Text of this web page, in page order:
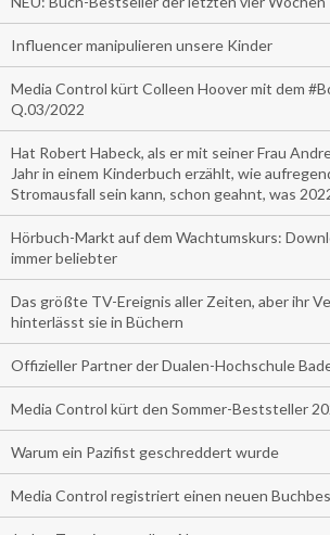
Influencer manipulieren unsere Kinder
Media Control kürt Colleen Hoover mit dem
Q.03/2022
Hat Robert Habeck, als er mit seiner Frau
Jahr in einem Kinderbuch erzählt, wie
Stromausfall sein kann, schon geahnt, was
Hörbuch-Markt auf dem Wachtumskurs:
immer beliebter
Das größte TV-Ereignis aller Zeiten, aber ihr
hinterlässt sie in Büchern
Offizieller Partner der Dualen-Hochschule
Media Control kürt den Sommer-Beststeller
Warum ein Pazifist geschreddert wurde
Media Control registriert einen neuen